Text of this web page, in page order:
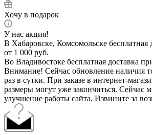
Хочу в подарок
У нас акция!
В Хабаровске, Комсомольске бесплатная
от 1 000 руб.
Во Владивостоке бесплатная доставка
Внимание! Сейчас обновление наличия
раз в сутки. При заказе в интернет-
размеры могут уже закончиться. Сейчас
улучшение работы сайта. Извините за